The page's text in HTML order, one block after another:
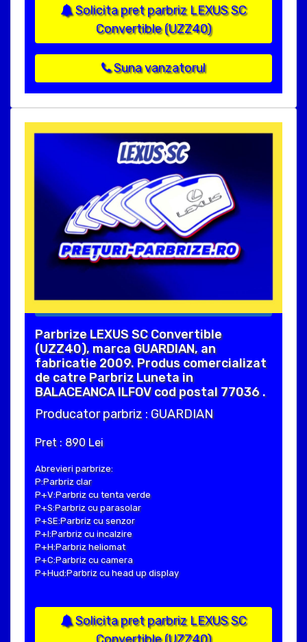
Solicita pret parbriz LEXUS SC
Convertible (UZZ40)
Suna vanzatorul
Parbrize LEXUS SC Convertible
(UZZ40), marca GUARDIAN, an
fabricatie 2009. Produs comercializat
de catre Parbriz Luneta in
BALACEANCA ILFOV cod postal 77036 .
Producator parbriz : GUARDIAN
Pret : 890 Lei
Abrevieri parbrize:
P:Parbriz clar
P+V:Parbriz cu tenta verde
P+S:Parbriz cu parasolar
P+SE:Parbriz cu senzor
P+I:Parbriz cu incalzire
P+H:Parbriz heliomat
P+C:Parbriz cu camera
P+Hud:Parbriz cu head up display
Solicita pret parbriz LEXUS SC
Convertible (UZZ40)